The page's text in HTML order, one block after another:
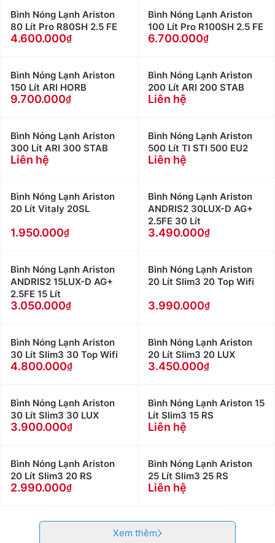
Bình Nóng Lạnh Ariston
80 Lít Pro R80SH 2.5 FE
4.600.000
Bình Nóng Lạnh Ariston
100 Lít Pro R100SH 2.5 FE
6.700.000
Bình Nóng Lạnh Ariston
150 Lít ARI HORB
9.700.000
Bình Nóng Lạnh Ariston
200 Lít ARI 200 STAB
Liên hệ
Bình Nóng Lạnh Ariston
300 Lít ARI 300 STAB
Liên hệ
Bình Nóng Lạnh Ariston
500 Lít TI STI 500 EU2
Liên hệ
Bình Nóng Lạnh Ariston
20 Lít Vitaly 20SL
1.950.000
Bình Nóng Lạnh Ariston
ANDRIS2 30LUX-D AG+
2.5FE 30 Lít
3.490.000
Bình Nóng Lạnh Ariston
ANDRIS2 15LUX-D AG+
2.5FE 15 Lít
3.050.000
Bình Nóng Lạnh Ariston
20 Lít Slim3 20 Top Wifi
3.990.000
Bình Nóng Lạnh Ariston
30 Lít Slim3 30 Top Wifi
4.800.000
Bình Nóng Lạnh Ariston
20 Lít Slim3 20 LUX
3.450.000
Bình Nóng Lạnh Ariston
30 Lít Slim3 30 LUX
3.900.000
Bình Nóng Lạnh Ariston 15
Lít Slim3 15 RS
Liên hệ
Bình Nóng Lạnh Ariston
20 Lít Slim3 20 RS
2.990.000
Bình Nóng Lạnh Ariston
25 Lít Slim3 25 RS
Liên hệ
Xem thêm